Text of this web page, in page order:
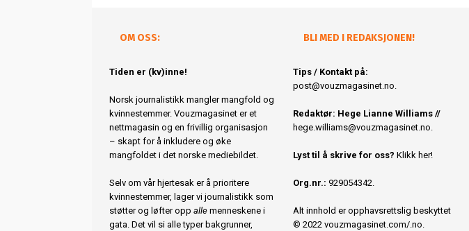
OM OSS:
Tiden er (kv)inne!
Norsk journalistikk mangler mangfold og
kvinnestemmer. Vouzmagasinet er et
nettmagasin og en frivillig organisasjon
– skapt for å inkludere og øke
mangfoldet i det norske mediebildet.
Selv om vår hjertesak er å prioritere
kvinnestemmer, lager vi journalistikk som
støtter og løfter opp alle menneskene i
gata. Det vil si alle typer bakgrunner,
BLI MED I REDAKSJONEN!
Tips / Kontakt på:
post@vouzmagasinet.no.
Redaktør: Hege Lianne Williams //
hege.williams@vouzmagasinet.no.
Lyst til å skrive for oss? Klikk her!
Org.nr.: 929054342.
Alt innhold er opphavsrettslig beskyttet
© 2022 vouzmagasinet.com/.no.